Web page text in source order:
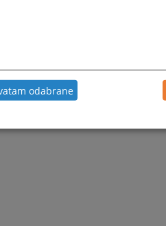
odabrane